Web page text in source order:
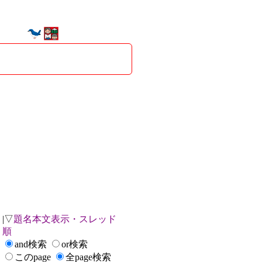
|▽題名本文表示・スレッド
順
and検索
or検索
このpage
全page検索